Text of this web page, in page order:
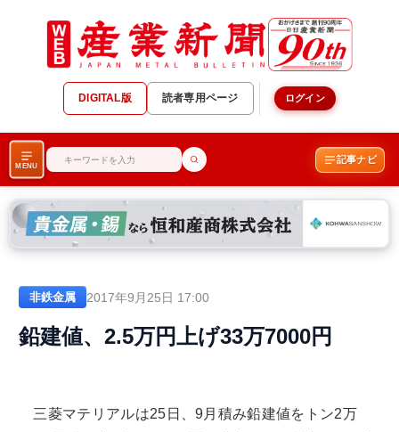
DIGITAL版 読者専用ページ ログイン
MENU
記事ナビ
非鉄金属 2017年9月25日 17:00
鉛建値、2.5万円上げ33万7000円
三菱マテリアルは25日、9月積み鉛建値をトン2万